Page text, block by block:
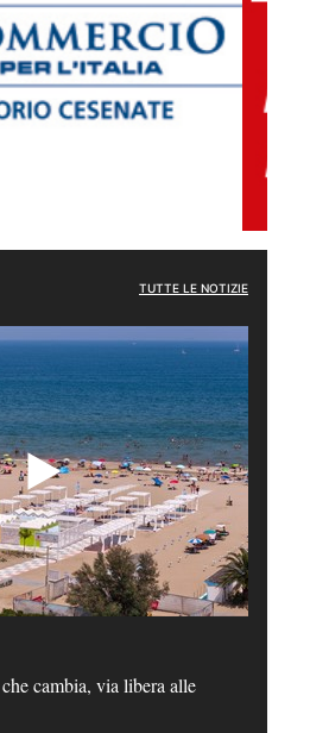
TUTTE LE NOTIZIE
cambia, via libera alle